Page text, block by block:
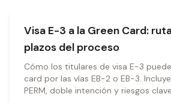
Visa E-3 a la Green Card:
plazos del proceso
Cómo los titulares de visa E-3
card por las vías EB-2 o EB-3.
PERM, doble intención y riesgos